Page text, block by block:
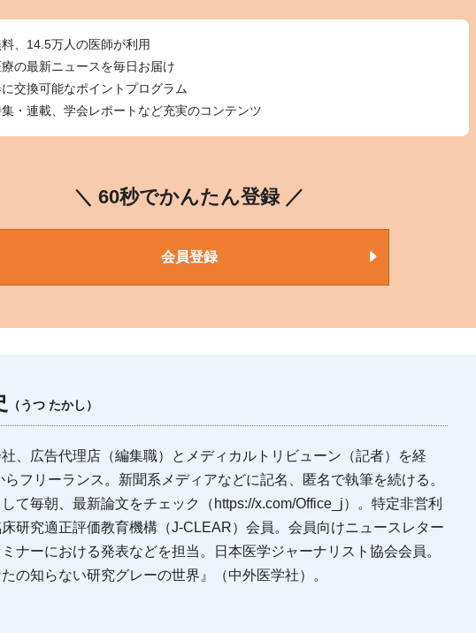
、14.5万人の医師が利用
の最新ニュースを毎日お届け
交換可能なポイントプログラム
・連載、学会レポートなど充実のコンテンツ
＼ 60秒でかんたん登録 ／
会員登録
（うつ たかし）
、広告代理店（編集職）とメディカルトリビューン（記者）を経
らフリーランス。新聞系メディアなどに記名、匿名で執筆を続ける。
て毎朝、最新論文をチェック（https://x.com/Office_j）。特定非営利
研究適正評価教育機構（J-CLEAR）会員。会員向けニュースレター
ナーにおける発表などを担当。日本医学ジャーナリスト協会会員。
の知らない研究グレーの世界』（中外医学社）。